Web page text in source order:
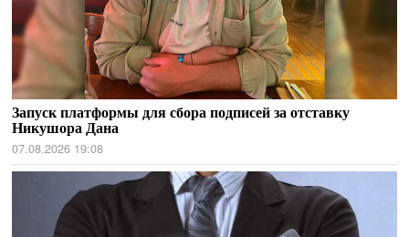
Запуск платформы для сбора подписей за отставку
Никушора Дана
07.08.2026 19:08